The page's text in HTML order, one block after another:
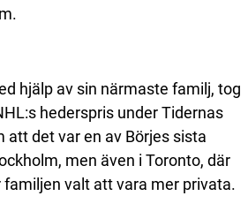
hjälp av sin närmaste familj, tog
hederspris under Tidernas
det var en av Börjes sista
men även i Toronto, där
valt att vara mer privata.